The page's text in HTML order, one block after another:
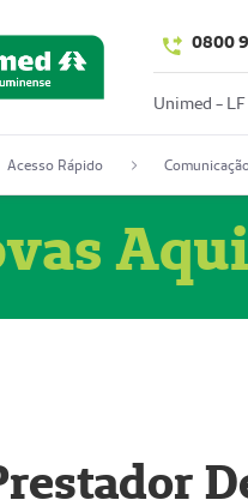
0800
Unimed - LF
Acesso Rápido